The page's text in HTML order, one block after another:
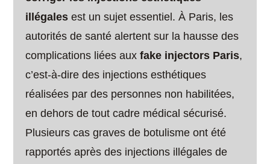
illégales est un sujet essentiel. À Paris, les
autorités de santé alertent sur la hausse des
complications liées auxfake injectors Paris,
c’est-à-dire des injections esthétiques
réalisées par des personnes non habilitées,
en dehors de tout cadre médical sécurisé.
Plusieurs cas graves de botulisme ont été
rapportés après des injections illégales de